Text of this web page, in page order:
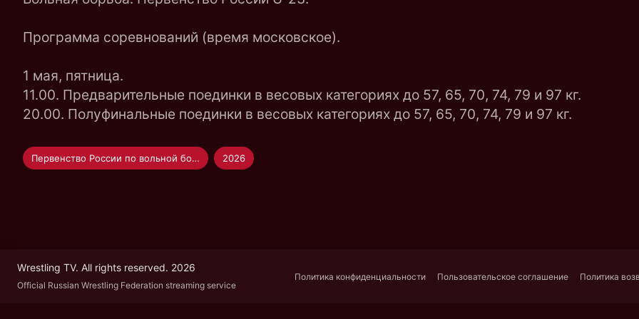
Программа соревнований (время московское).
1 мая, пятница.
11.00. Предварительные поединки в весовых категориях до 57, 65, 70, 74, 79 и 97 кг.
20.00. Полуфинальные поединки в весовых категориях до 57, 65, 70, 74, 79 и 97 кг.
Первенство России по вольной борьбе U-23 2026
Wrestling TV. All rights reserved. 2026
Official Russian Wrestling Federation streaming service
Политика конфиденциальности Пользовательское соглашение Политика